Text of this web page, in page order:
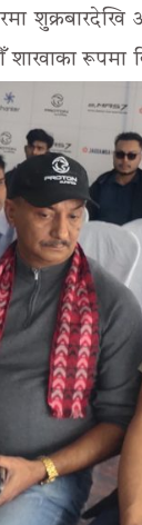
शाखाका रूपमा